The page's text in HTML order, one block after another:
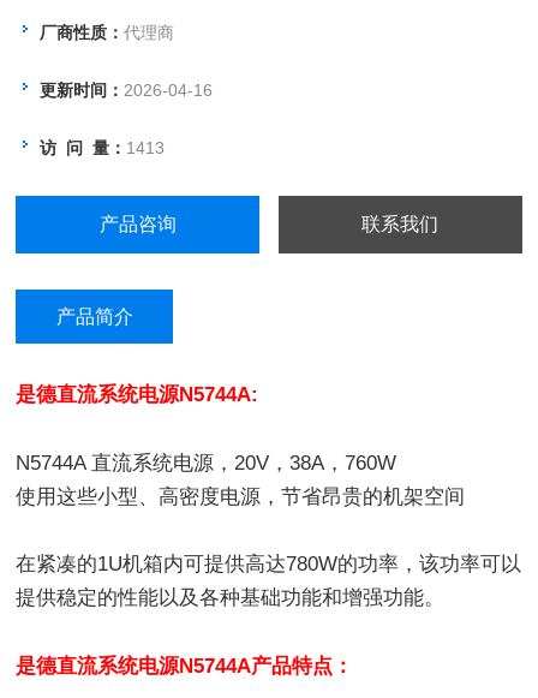
厂商性质：代理商
更新时间： 2026-04-16
访 问 量： 1413
产品咨询 联系我们
产品简介
是德直流系统电源N5744A:
N5744A 直流系统电源，20V，38A，760W
使用这些小型、高密度电源，节省昂贵的机架空间
在紧凑的1U机箱内可提供高达780W的功率，该功率可以
提供稳定的性能以及各种基础功能和增强功能。
是德直流系统电源N5744A产品特点：